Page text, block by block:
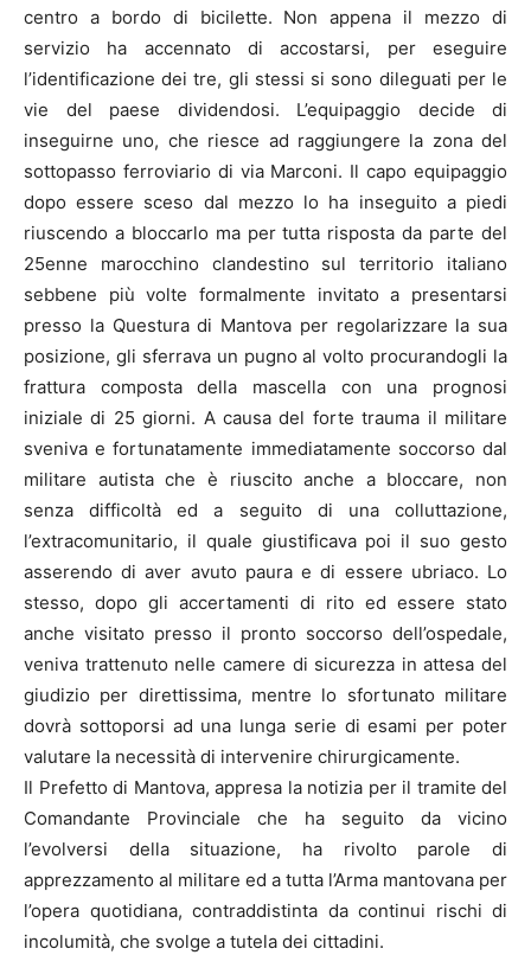
centro a bordo di bicilette. Non appena il mezzo di
servizio ha accennato di accostarsi, per eseguire
l’identificazione dei tre, gli stessi si sono dileguati per le
vie del paese dividendosi. L’equipaggio decide di
inseguirne uno, che riesce ad raggiungere la zona del
sottopasso ferroviario di via Marconi. Il capo equipaggio
dopo essere sceso dal mezzo lo ha inseguito a piedi
riuscendo a bloccarlo ma per tutta risposta da parte del
25enne marocchino clandestino sul territorio italiano
sebbene più volte formalmente invitato a presentarsi
presso la Questura di Mantova per regolarizzare la sua
posizione, gli sferrava un pugno al volto procurandogli la
frattura composta della mascella con una prognosi
iniziale di 25 giorni. A causa del forte trauma il militare
sveniva e fortunatamente immediatamente soccorso dal
militare autista che è riuscito anche a bloccare, non
senza difficoltà ed a seguito di una colluttazione,
l’extracomunitario, il quale giustificava poi il suo gesto
asserendo di aver avuto paura e di essere ubriaco. Lo
stesso, dopo gli accertamenti di rito ed essere stato
anche visitato presso il pronto soccorso dell’ospedale,
veniva trattenuto nelle camere di sicurezza in attesa del
giudizio per direttissima, mentre lo sfortunato militare
dovrà sottoporsi ad una lunga serie di esami per poter
valutare la necessità di intervenire chirurgicamente.
Il Prefetto di Mantova, appresa la notizia per il tramite del
Comandante Provinciale che ha seguito da vicino
l’evolversi della situazione, ha rivolto parole di
apprezzamento al militare ed a tutta l’Arma mantovana per
l’opera quotidiana, contraddistinta da continui rischi di
incolumità, che svolge a tutela dei cittadini.